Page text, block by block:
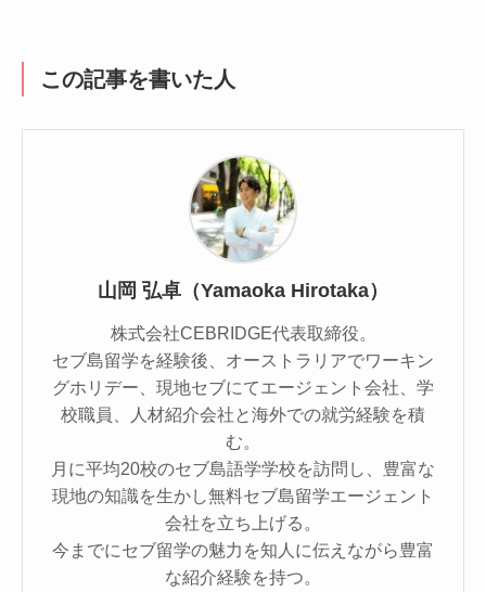
この記事を書いた人
山岡 弘卓（Yamaoka Hirotaka）
株式会社CEBRIDGE代表取締役。
セブ島留学を経験後、オーストラリアでワーキン
グホリデー、現地セブにてエージェント会社、学
校職員、人材紹介会社と海外での就労経験を積
む。
月に平均20校のセブ島語学学校を訪問し、豊富な
現地の知識を生かし無料セブ島留学エージェント
会社を立ち上げる。
今までにセブ留学の魅力を知人に伝えながら豊富
な紹介経験を持つ。